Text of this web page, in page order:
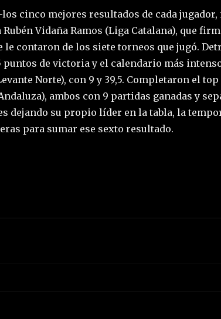
cinco mejores resultados de cada jugador,
Vidaña Ramos (Liga Catalana), que
contaron de los siete torneos que jugó.
puntos de victoria y el calendario más
Norte), con 9 y 39,5. Completaron el
ambos con 9 partidas ganadas y
dejando su propio líder en la tabla, la
para sumar ese sexto resultado.